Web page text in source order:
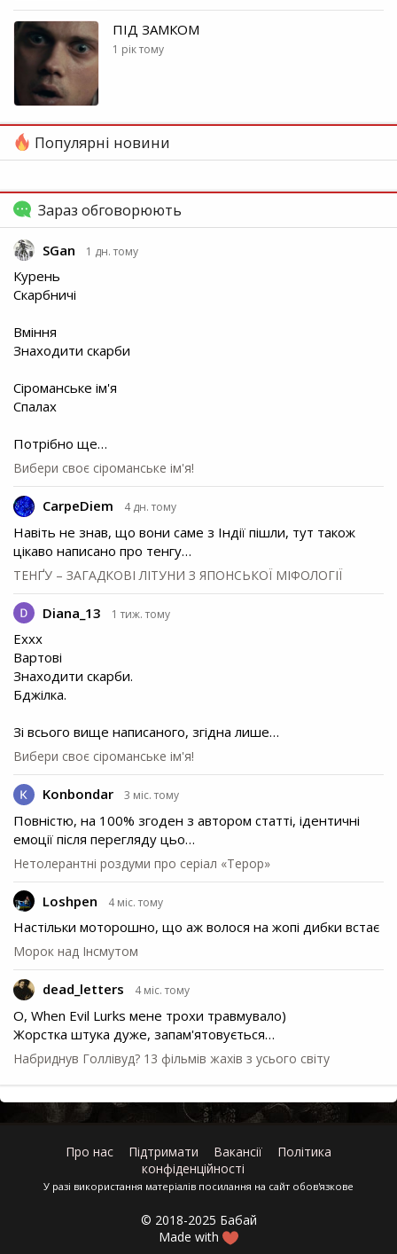
ПІД ЗАМКОМ
1 рік тому
Популярні новини
Зараз обговорюють
SGan 1 дн. тому
Курень
Скарбничі
Вміння
Знаходити скарби
Сіроманське ім'я
Спалах
Потрібно ще…
Вибери своє сіроманське ім'я!
CarpeDiem 4 дн. тому
Навіть не знав, що вони саме з Індії пішли, тут також
цікаво написано про тенгу…
ТЕНҐУ – ЗАГАДКОВІ ЛІТУНИ З ЯПОНСЬКОЇ МІФОЛОГІЇ
Diana_13 1 тиж. тому
Еххх
Вартові
Знаходити скарби.
Бджілка.
Зі всього вище написаного, згідна лише…
Вибери своє сіроманське ім'я!
Konbondar 3 міс. тому
Повністю, на 100% згоден з автором статті, ідентичні
емоції після перегляду цьо…
Нетолерантні роздуми про серіал «Терор»
Loshpen 4 міс. тому
Настільки моторошно, що аж волося на жопі дибки встає
Морок над Інсмутом
dead_letters 4 міс. тому
О, When Evil Lurks мене трохи травмувало)
Жорстка штука дуже, запам'ятовується…
Набриднув Голлівуд? 13 фільмів жахів з усього світу
Про нас Підтримати Вакансії
Політика
конфіденційності
У разі використання матеріалів посилання на сайт обов'язкове
© 2018-2025 Бабай
Made with